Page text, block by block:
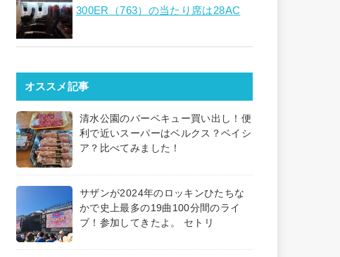
300ER（763）の当たり席は28AC
オススメ記事
清水公園のバーベキュー買い出し！便
利で近いスーパーはベルクス？ベイシ
ア？比べてみました！
サザンが2024年のロッキンひたちな
かで史上最多の19曲100分間のライ
ブ！参加してきたよ。 セトリ